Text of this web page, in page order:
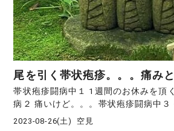
尾を引く帯状疱疹。。。痛み
帯状疱疹闘病中１ 1週間のお休みを頂
病２ 痛いけど。。。帯状疱疹闘病中３
2023-08-26(土) 空見